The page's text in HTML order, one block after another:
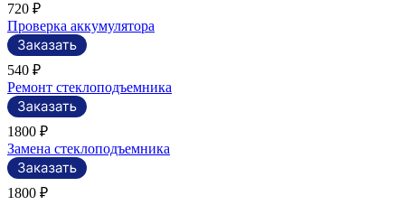
720 ₽
Проверка аккумулятора
540 ₽
Ремонт стеклоподъемника
1800 ₽
Замена стеклоподъемника
1800 ₽